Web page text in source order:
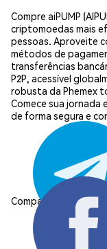
Compre aiPUMP
criptomoedas mais
pessoas. Aproveite
métodos de
transferências
P2P, acessível
robusta da Phemex
Comece sua jornada
de forma segura e
Compartilhar: